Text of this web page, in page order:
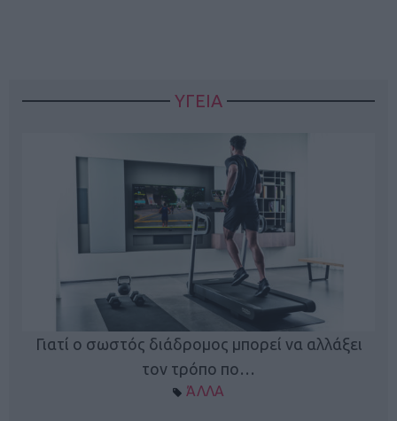
ΥΓΕΙΑ
Γιατί ο σωστός διάδρομος μπορεί να αλλάξει
τον τρόπο πο…
ΆΛΛΑ